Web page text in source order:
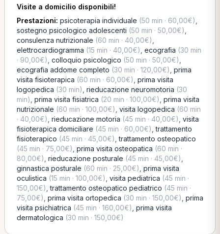
Visite a domicilio disponibili!
Prestazioni: psicoterapia individuale (50 min · 60,00€)
sostegno psicologico adolescenti (50 min · 50,00€)
consulenza nutrizionale (60 min · 40,00€)
elettrocardiogramma (15 min · 40,00€) ecografia (30 min
· 90,00€) colloquio psicologico (50 min · 50,00€)
ecografia addome completo (30 min · 120,00€) prima
visita fisioterapica (60 min · 60,00€) prima visita
logopedica (30 min) rieducazione neuromotoria (30
min) prima visita fisiatrica (20 min · 100,00€) prima visita
nutrizionale (60 min · 100,00€) visita logopedica (60 min
· 40,00€) rieducazione motoria (45 min · 40,00€) visita
fisioterapica domiciliare (45 min · 60,00€) ,trattamento
fisioterapico (45 min · 45,00€) ,trattamento osteopatico
(45 min · 75,00€) prima visita osteopatica (60 min ·
80,00€) rieducazione posturale (45 min · 45,00€)
ginnastica posturale (60 min · 25,00€) prima visita
oculistica (15 min · 100,00€) visita pediatrica (45 min ·
150,00€) ,trattamento osteopatico pediatrico (45 min ·
75,00€) prima visita ortopedica (30 min · 150,00€) prima
visita psichiatrica (45 min · 160,00€) prima visita
dermatologica (30 min · 150,00€)